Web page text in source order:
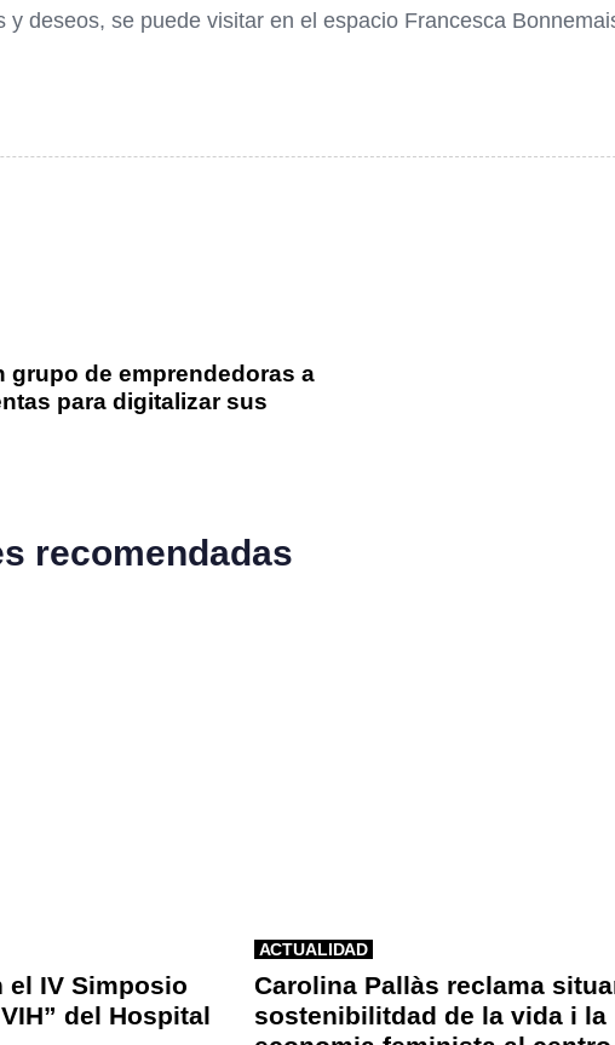
y deseos, se puede visitar en el espacio Francesca
grupo de emprendedoras a
para digitalizar sus
recomendadas
el IV Simposio
del Hospital
ACTUALIDAD
Carolina Pallàs reclama
sostenibilitdad de la vida i la